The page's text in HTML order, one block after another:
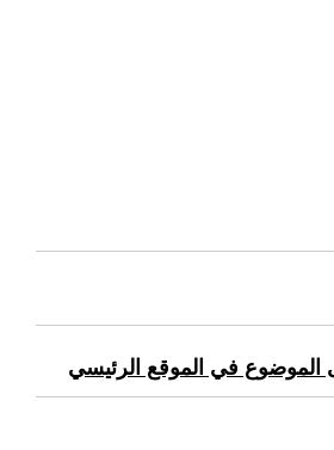
الموضوع في الموقع الرئيسي